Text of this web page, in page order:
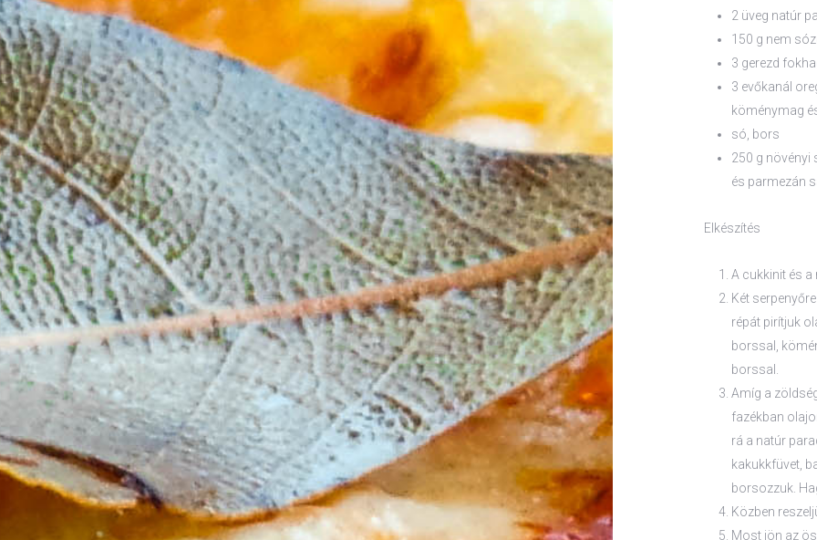
2 üveg natúr
150 g nem
3 gerezd
3 evőkanál
köménymag
só, bors
250 g növényi
és parmezán
Elkészítés
A cukkinit és a
Két
répát pirítjuk
borssal,
borssal.
Amíg a
fazékban
rá a natúr
kakukkfüvet,
borsozzuk.
Közben
Most jön az